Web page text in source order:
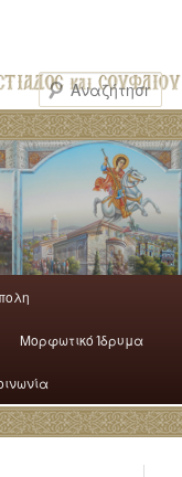
Μορφωτικό Ίδρυμα